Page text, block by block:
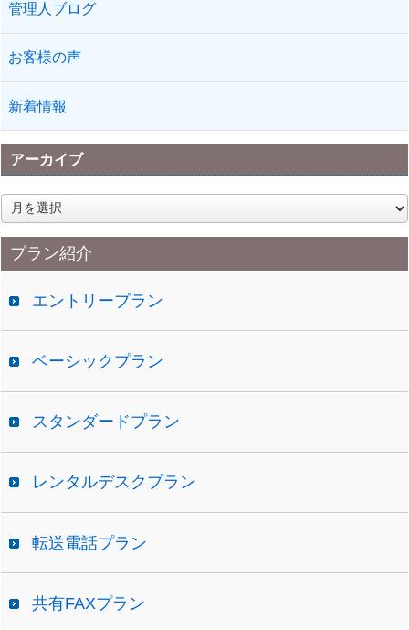
管理人ブログ
お客様の声
新着情報
アーカイブ
ア
ー
カ
イプラン紹介
エントリープラン
ベーシックプラン
スタンダードプラン
レンタルデスクプラン
転送電話プラン
共有FAXプラン